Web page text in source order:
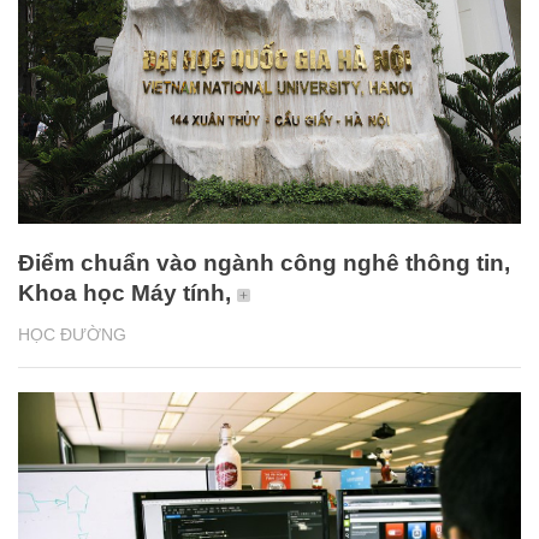
HỌC ĐƯỜNG
Điểm chuẩn vào ngành công nghê thông tin,
Khoa học Máy tính,